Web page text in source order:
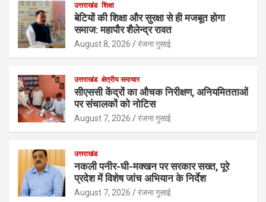
उत्तराखंड शिक्षा
बेटियों की शिक्षा और सुरक्षा से ही मजबूत होगा
समाज: महापौर शैलेन्द्र रावत
August 8, 2026 रंजना गुसाई
उत्तराखंड क्षेत्रीय समाचार
सीएससी केंद्रों का औचक निरीक्षण, अनियमितताओं
पर संचालकों को नोटिस
August 7, 2026 रंजना गुसाई
उत्तराखंड
नकली पनीर-घी-मक्खन पर सरकार सख्त, पूरे
प्रदेश में विशेष जांच अभियान के निर्देश
August 7, 2026 रंजना गुसाई